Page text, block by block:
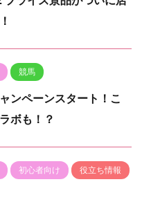
競馬
ャンペーンスタート！こ
ボも！？
初心者向け 役立ち情報